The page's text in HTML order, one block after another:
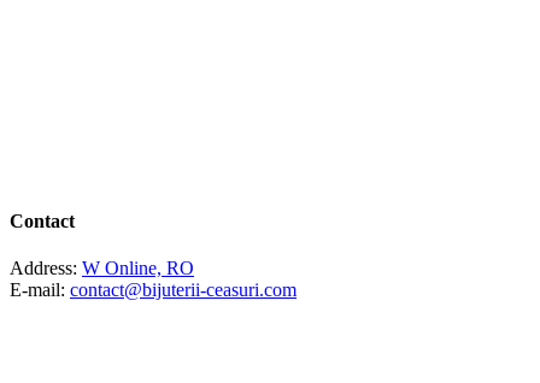
Contact
Address: W Online, RO
E-mail: contact@bijuterii-ceasuri.com